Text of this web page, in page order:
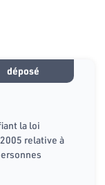
déposé
la loi
relative à